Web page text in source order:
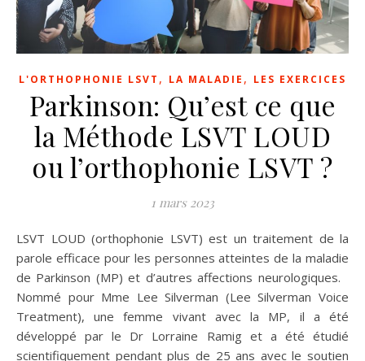
L'ORTHOPHONIE LSVT , LA MALADIE , LES EXERCICES
Parkinson: Qu’est ce que
la Méthode LSVT LOUD
ou l’orthophonie LSVT ?
1 mars 2023
LSVT LOUD (orthophonie LSVT) est un traitement de la
parole efficace pour les personnes atteintes de la maladie
de Parkinson (MP) et d’autres affections neurologiques.
Nommé pour Mme Lee Silverman (Lee Silverman Voice
Treatment), une femme vivant avec la MP, il a été
développé par le Dr Lorraine Ramig et a été étudié
scientifiquement pendant plus de 25 ans avec le soutien